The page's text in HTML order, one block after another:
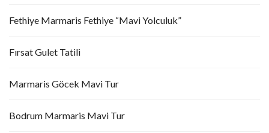
Fethiye Marmaris Fethiye “Mavi Yolculuk”
Fırsat Gulet Tatili
Marmaris Göcek Mavi Tur
Bodrum Marmaris Mavi Tur